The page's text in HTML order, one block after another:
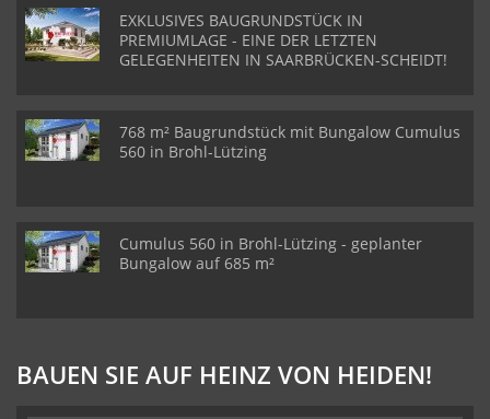
EXKLUSIVES BAUGRUNDSTÜCK IN
PREMIUMLAGE - EINE DER LETZTEN
GELEGENHEITEN IN SAARBRÜCKEN-SCHEIDT!
768 m² Baugrundstück mit Bungalow Cumulus
560 in Brohl-Lützing
Cumulus 560 in Brohl-Lützing - geplanter
Bungalow auf 685 m²
BAUEN SIE AUF HEINZ VON HEIDEN!